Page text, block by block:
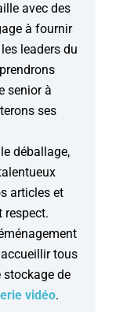
avec des
à fournir
leaders du
senior à
ses
déballage,
articles et
respect.
tous
de
vidéo.